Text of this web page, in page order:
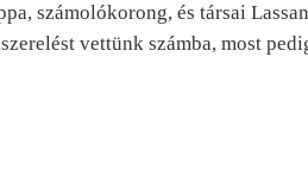
számolókorong, és társai
vettünk számba, most